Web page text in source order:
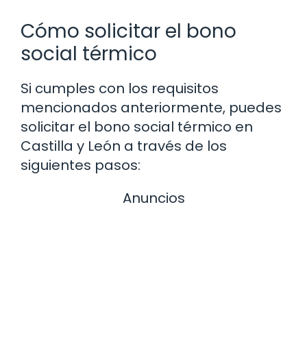
Cómo solicitar el bono
social térmico
Si cumples con los requisitos
mencionados anteriormente, puedes
solicitar el bono social térmico en
Castilla y León a través de los
siguientes pasos:
Anuncios